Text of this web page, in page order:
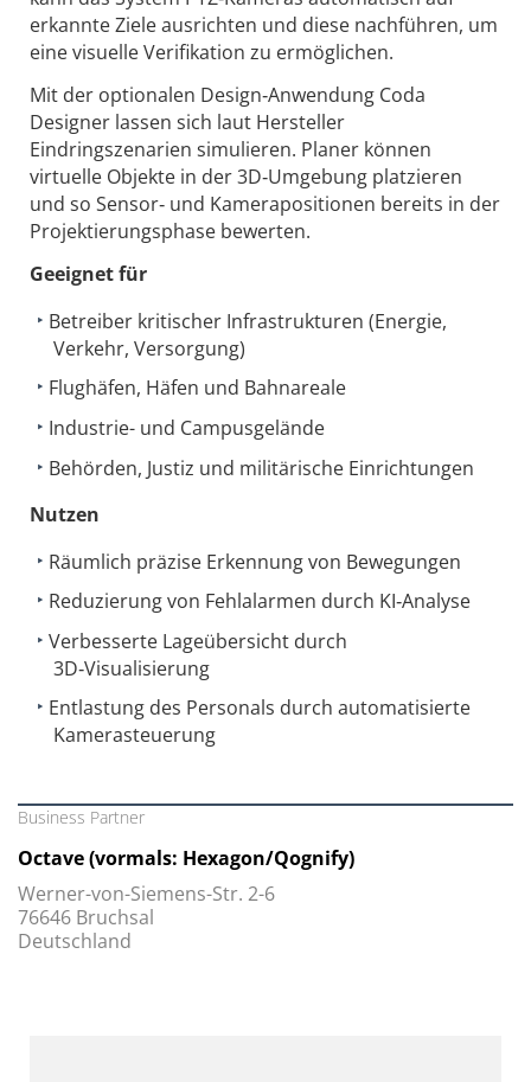
erkannte Ziele ausrichten und diese nachführen, um
eine visuelle Verifikation zu ermöglichen.
Mit der optionalen Design‑Anwendung Coda
Designer lassen sich laut Hersteller
Eindringszenarien simulieren. Planer können
virtuelle Objekte in der 3D‑Umgebung platzieren
und so Sensor‑ und Kamerapositionen bereits in der
Projektierungsphase bewerten.
Geeignet für
Betreiber kritischer Infrastrukturen (Energie,
Verkehr, Versorgung)
Flughäfen, Häfen und Bahnareale
Industrie- und Campusgelände
Behörden, Justiz und militärische Einrichtungen
Nutzen
Räumlich präzise Erkennung von Bewegungen
Reduzierung von Fehlalarmen durch KI‑Analyse
Verbesserte Lageübersicht durch
3D‑Visualisierung
Entlastung des Personals durch automatisierte
Kamerasteuerung
Business Partner
Octave (vormals: Hexagon/Qognify)
Werner-von-Siemens-Str. 2-6
76646 Bruchsal
Deutschland